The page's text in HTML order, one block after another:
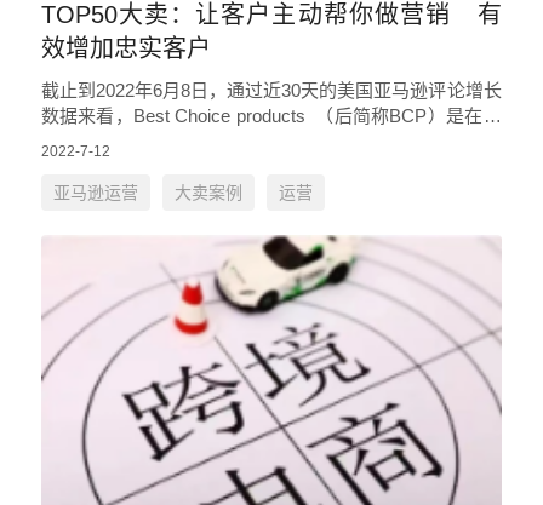
TOP50大卖：让客户主动帮你做营销 有
效增加忠实客户
截止到2022年6月8日，通过近30天的美国亚马逊评论增长
数据来看，Best Choice products （后简称BCP）是在亚
马逊美国站上拥有超过10万的支持者（数…
2022-7-12
亚马逊运营 大卖案例 运营